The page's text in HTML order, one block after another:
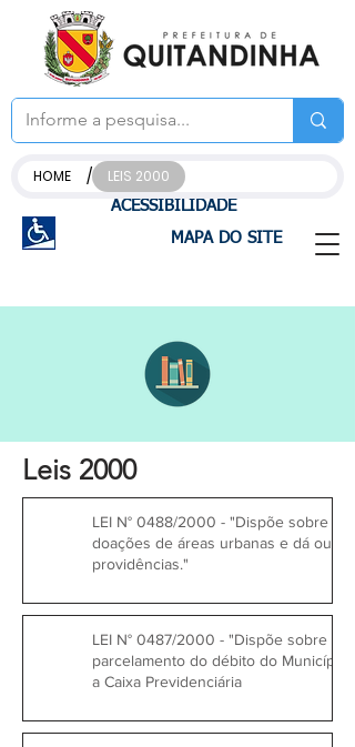
ACESSIBILIDADE
MAPA DO SITE
HOME / LEIS 2000
Leis 2000
LEI N° 0488/2000 - "Dispõe sobre
doações de áreas urbanas e dá outras
providências."
LEI N° 0487/2000 - "Dispõe sobre
parcelamento do débito do Município
a Caixa Previdenciária